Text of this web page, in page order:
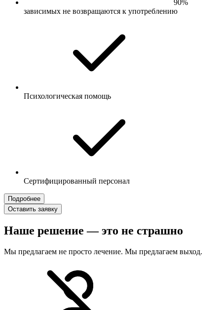
90%
зависимых не возвращаются к употреблению
Психологическая помощь
Сертифицированный персонал
Подробнее
Оставить заявку
Наше решение — это не страшно
Мы предлагаем не просто лечение. Мы предлагаем выход.